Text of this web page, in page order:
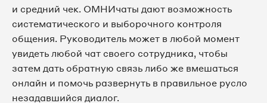
и средний чек. ОМНИчаты дают возможность
систематического и выборочного контроля
общения. Руководитель может в любой момент
увидеть любой чат своего сотрудника, чтобы
затем дать обратную связь либо же вмешаться
онлайн и помочь развернуть в правильное русло
незадавшийся диалог.